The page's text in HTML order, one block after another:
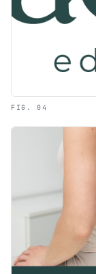
FIG. 04